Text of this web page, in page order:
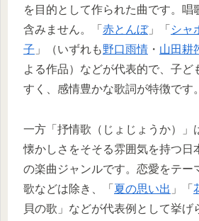
を目的として作られた曲です。唱
含みません。「 赤とんぼ」「 シャ
子 」（いずれも野口雨情 ・ 山田耕
よる作品）などが代表的で、子ど
すく、感情豊かな歌詞が特徴です。
一方「抒情歌（じょじょうか）」
懐かしさをそそる雰囲気を持つ日
の楽曲ジャンルです。恋愛をテー
歌などは除き、「 夏の思い出 」「
貝の歌」などが代表例として挙げ